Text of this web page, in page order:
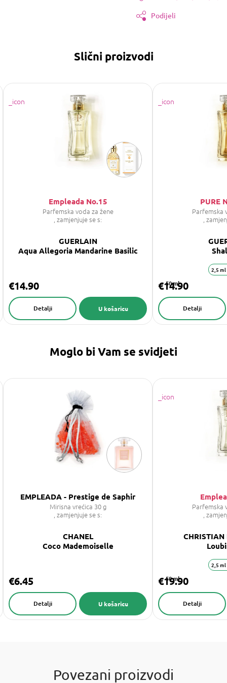
Podijeli
Slični proizvodi
Empleada No.15
Parfemska voda za žene
, zamjenjuje se s:
GUERLAIN
Aqua Allegoria Mandarine Basilic
€14.90
U košaricu
Detalji
PURE
Parfemska
,
50 ml
€14.90
Detalji
2,5 ml
Moglo bi Vam se svidjeti
EMPLEADA - Prestige de Saphir
Mirisna vrećica 30 g
, zamjenjuje se s:
CHANEL
Coco Mademoiselle
€6.45
U košaricu
Detalji
Parfemska
,
50 ml
€19.90
Detalji
2,5 ml
Povezani proizvodi